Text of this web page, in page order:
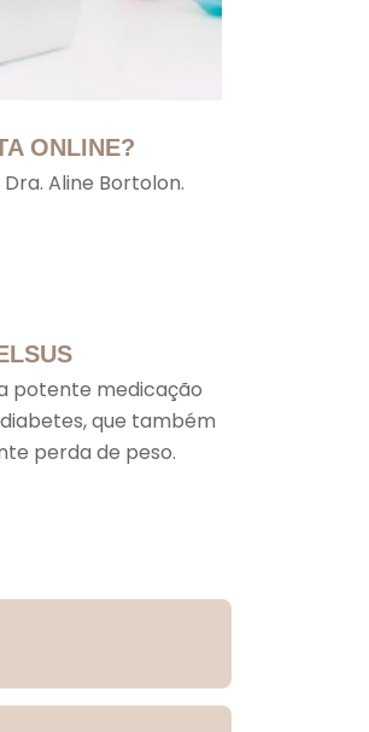
ONLINE?
Aline Bortolon.
potente medicação
que também
perda de peso.